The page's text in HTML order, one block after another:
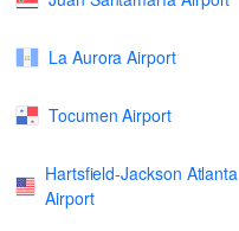
La Aurora Airport
Tocumen Airport
Hartsfield-Jackson Atlanta
Airport